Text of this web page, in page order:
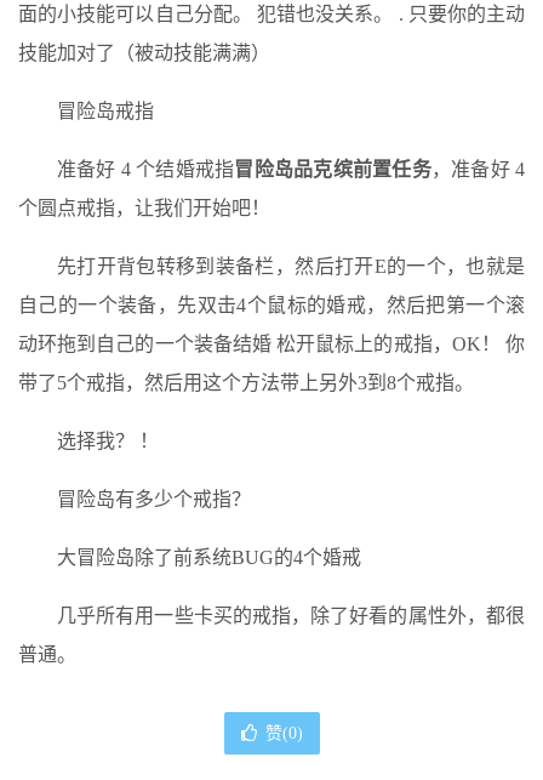
面的小技能可以自己分配。 犯错也没关系。 . 只要你的主动
技能加对了（被动技能满满）
冒险岛戒指
准备好 4 个结婚戒指冒险岛品克缤前置任务，准备好 4
个圆点戒指，让我们开始吧！
先打开背包转移到装备栏，然后打开E的一个，也就是
自己的一个装备，先双击4个鼠标的婚戒，然后把第一个滚
动环拖到自己的一个装备结婚 松开鼠标上的戒指，OK！ 你
带了5个戒指，然后用这个方法带上另外3到8个戒指。
选择我？ ！
冒险岛有多少个戒指？
大冒险岛除了前系统BUG的4个婚戒
几乎所有用一些卡买的戒指，除了好看的属性外，都很
普通。
赞(0)